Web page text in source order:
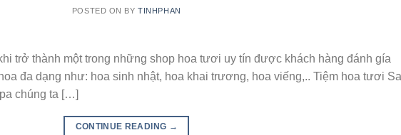
POSTED ON BYTINHPHAN
trở thành một trong những shop hoa tươi uy tín được khách hàng đánh gía
đa dạng như: hoa sinh nhật, hoa khai trương, hoa viếng,.. Tiệm hoa tươi Sa
chúng ta […]
CONTINUE READING →